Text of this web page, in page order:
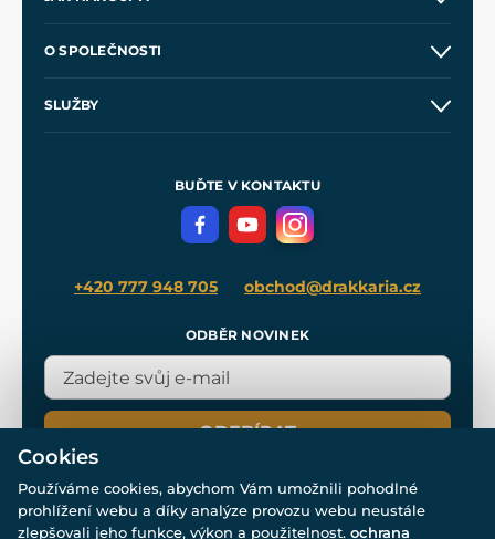
Velkoobchod
O SPOLEČNOSTI
SLUŽBY
Meče pro Kingdom Come
BUĎTE V KONTAKTU
+420 777 948 705 obchod@drakkaria.cz
ODBĚR NOVINEK
ODEBÍRAT
Cookies
Používáme cookies, abychom Vám umožnili pohodlné
prohlížení webu a díky analýze provozu webu neustále
zlepšovali jeho funkce, výkon a použitelnost. ochrana